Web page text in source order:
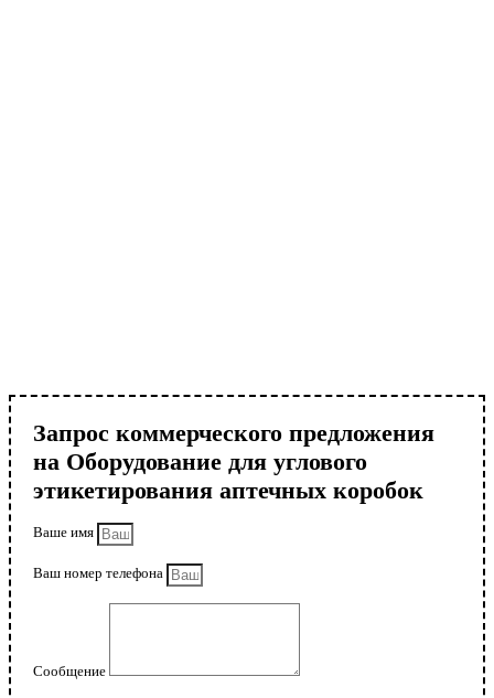
Запрос коммерческого предложения
на Оборудование для углового
этикетирования аптечных коробок
Ваше имя
Ваш номер телефона
Сообщение